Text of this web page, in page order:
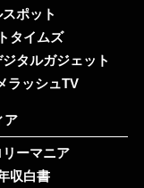
ポット
タイムズ
タルガジェット
ラッシュTV
ア
ーマニア
収白書